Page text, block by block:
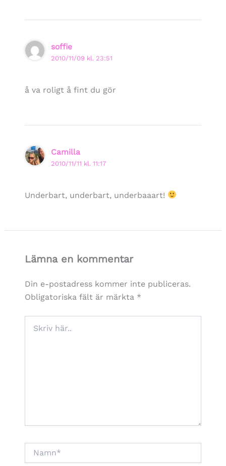
soffie
2010/11/09 kl. 23:51
å va roligt å fint du gör
Camilla
2010/11/11 kl. 11:17
Underbart, underbart, underbaaart!
Lämna en kommentar
Din e-postadress kommer inte publiceras.
Obligatoriska fält är märkta *
här..